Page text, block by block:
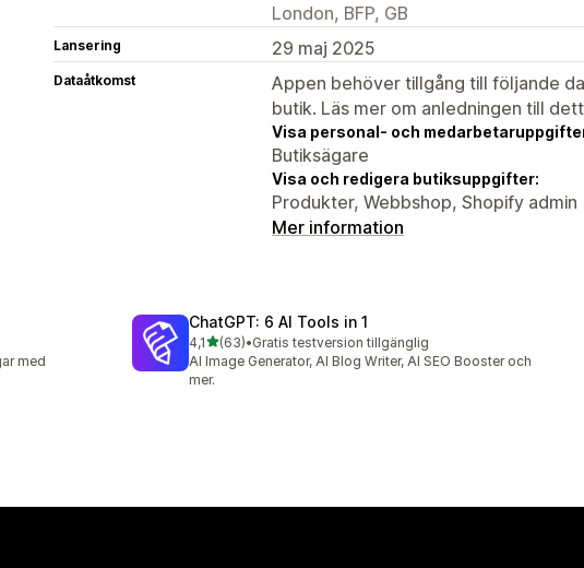
London, BFP, GB
Lansering 29 maj 2025
Dataåtkomst
Appen behöver tillgång till följande
butik. Läs mer om anledningen till
Visa personal- och
Butiksägare
Visa och redigera butiksuppgifter:
Produkter, Webbshop, Shopify admin
Mer information
med
ChatGPT: 6 AI Tools in 1
4,1av 5 stjärnor
(63)
63 recensioner totalt
•Gratis testversion tillgänglig
AI Image Generator, AI Blog Writer, AI SEO Booster och
mer.